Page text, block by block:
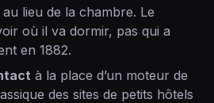
au lieu de la chambre. Le
où il va dormir, pas qui a
en 1882.
à la place d’un moteur de
des sites de petits hôtels